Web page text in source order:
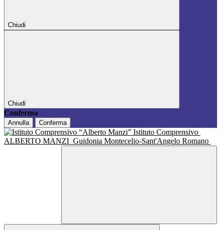
Chiudi
Chiudi
Conferma
Annulla Conferma
Istituto Comprensivo
ALBERTO MANZI Guidonia Montecelio-Sant'Angelo Romano